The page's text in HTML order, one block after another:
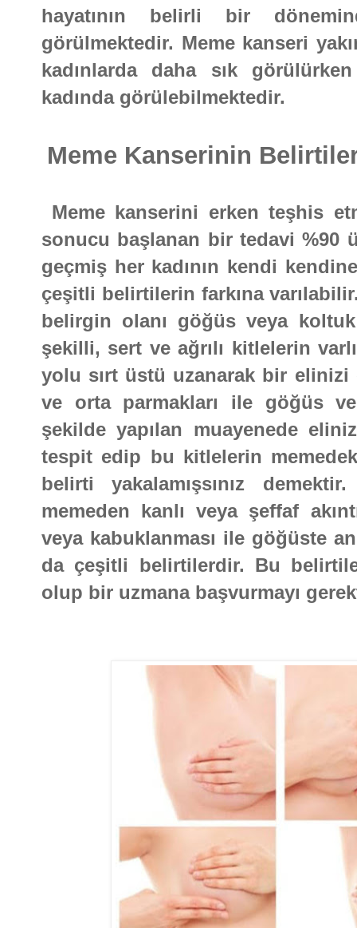
hayatının belirli bir
görülmektedir. Meme kanseri
kadınlarda daha sık
kadında görülebilmektedir.
Meme Kanserinin
Meme kanserini erken teşhis
sonucu başlanan bir tedavi %90
geçmiş her kadının kendi
çeşitli belirtilerin farkına
belirgin olanı göğüs veya
şekilli, sert ve ağrılı kitlelerin
yolu sırt üstü uzanarak bir
ve orta parmakları ile göğüs
şekilde yapılan muayenede
tespit edip bu kitlelerin
belirti yakalamışsınız
memeden kanlı veya şeffaf
veya kabuklanması ile göğüste
da çeşitli belirtilerdir. Bu
olup bir uzmana başvurmayı